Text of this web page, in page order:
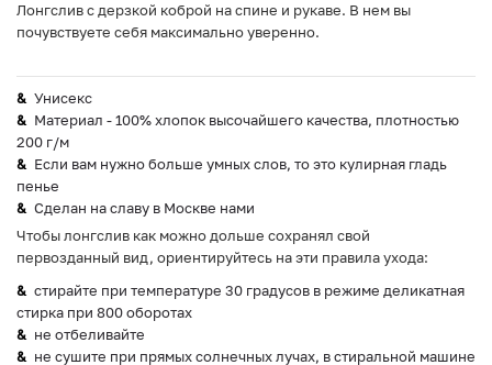
Лонгслив с дерзкой коброй на спине и рукаве. В нем вы
почувствуете себя максимально уверенно.
Унисекс
Материал - 100% хлопок высочайшего качества, плотностью
200 г/м
Если вам нужно больше умных слов, то это кулирная гладь
пенье
Сделан на славу в Москве нами
Чтобы лонгслив как можно дольше сохранял свой
первозданный вид, ориентируйтесь на эти правила ухода:
стирайте при температуре 30 градусов в режиме деликатная
стирка при 800 оборотах
не отбеливайте
не сушите при прямых солнечных лучах, в стиральной машине